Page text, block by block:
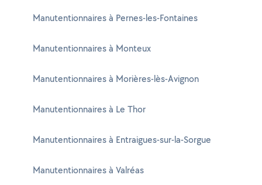
Manutentionnaires à Pernes-les-Fontaines
Manutentionnaires à Monteux
Manutentionnaires à Morières-lès-Avignon
Manutentionnaires à Le Thor
Manutentionnaires à Entraigues-sur-la-Sorgue
Manutentionnaires à Valréas